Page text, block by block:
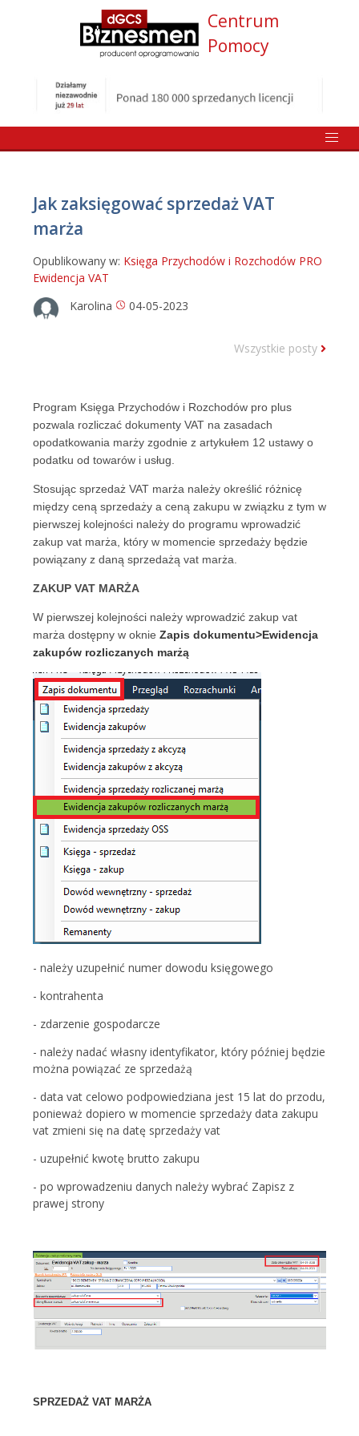
Centrum
Pomocy
Jak zaksięgować sprzedaż VAT
marża
Opublikowany w: Księga Przychodów i Rozchodów PRO
Ewidencja VAT
Karolina
04-05-2023
Wszystkie posty
Program Księga Przychodów i Rozchodów pro plus
pozwala rozliczać dokumenty VAT na zasadach
opodatkowania marży zgodnie z artykułem 12 ustawy o
podatku od towarów i usług.
Stosując sprzedaż VAT marża należy określić różnicę
między ceną sprzedaży a ceną zakupu w związku z tym w
pierwszej kolejności należy do programu wprowadzić
zakup vat marża, który w momencie sprzedaży będzie
powiązany z daną sprzedażą vat marża.
ZAKUP VAT MARŻA
W pierwszej kolejności należy wprowadzić zakup vat
marża dostępny w oknie Zapis dokumentu>Ewidencja
zakupów rozliczanych marżą
- należy uzupełnić numer dowodu księgowego
- kontrahenta
- zdarzenie gospodarcze
- należy nadać własny identyfikator, który później będzie
można powiązać ze sprzedażą
- data vat celowo podpowiedziana jest 15 lat do przodu,
ponieważ dopiero w momencie sprzedaży data zakupu
vat zmieni się na datę sprzedaży vat
- uzupełnić kwotę brutto zakupu
- po wprowadzeniu danych należy wybrać Zapisz z
prawej strony
SPRZEDAŻ VAT MARŻA